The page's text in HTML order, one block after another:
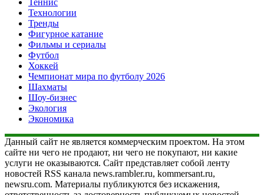
Технологии
Тренды
Фигурное катание
Фильмы и сериалы
Футбол
Хоккей
Чемпионат мира по футболу 2026
Шахматы
Шоу-бизнес
Экология
Экономика
Данный сайт не является коммерческим проектом. На этом
сайте ни чего не продают, ни чего не покупают, ни какие
услуги не оказываются. Сайт представляет собой ленту
новостей RSS канала news.rambler.ru, kommersant.ru,
newsru.com. Материалы публикуются без искажения,